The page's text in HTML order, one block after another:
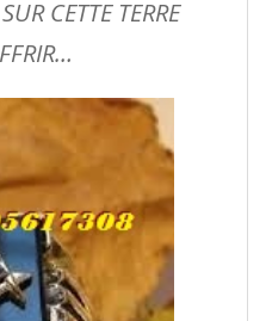
CETTE TERRE